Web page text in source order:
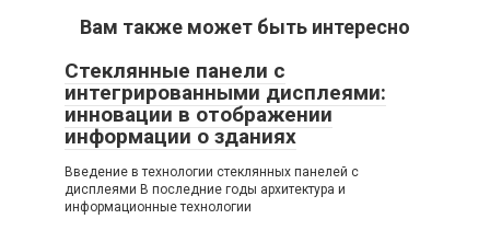
Вам также может быть интересно
Стеклянные панели с
интегрированными дисплеями:
инновации в отображении
информации о зданиях
Введение в технологии стеклянных панелей с
дисплеями В последние годы архитектура и
информационные технологии